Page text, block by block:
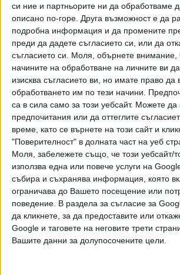
си ние и партньорите ни да обработваме
описано по-горе. Друга възможност е да
подробна информация и да промените
преди да дадете съгласието си, или да
съгласието си.
Моля, обърнете внимание,
начините на обработване на личните ви
изисква съгласието ви, но имате право да
обработването им по тези начини.
са в сила само за този уебсайт. Можете
предпочитания или да оттеглите
време, като се върнете на този сайт и
"Поверителност" в долната част на уеб
Моля, забележете също, че този уебсайт/
използва една или повече услуги на
събира и съхранява информация, която
ограничава до Вашето посещение или
поведение. В раздела за съгласие за
да кликнете, за да предоставите или
Google и таговете на неговите трети
Вашите данни за долупосочените цели.
След като през миналата седмица
оригиналния си документ за шестия
неговото приемане се забави, като
преработен веднъж, за да се опита да
скептиците сред държавите членки.
Унгария е един от най-върлите
и по тази причина ръководителят на
Лайен заминава за Унгария днес, за
министър-председателя Виктор
възпрепятства плановете на Брюксел
ембарго върху руския петрол. "Те ще
свързани с европейската сигурност на
доставки", заяви говорителят на Фон
Мамер.
Унгария, която няма излаз на море,
петрол от един-единствен източник –